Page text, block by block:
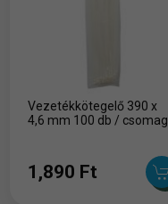
Vezetékkötegelő 390 x
4,6 mm 100 db / csomag
1,890 Ft